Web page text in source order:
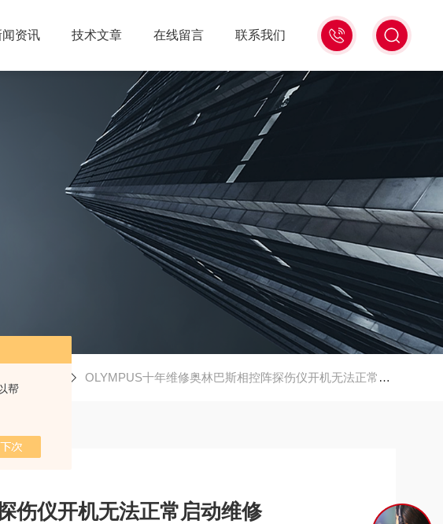
帮
18516586104
微
闻资讯 技术文章 在线留言 联系我们
OLYMPUS十年维修奥林巴斯相控阵探伤仪开机无法正常启动维修
伤仪开机无法正常启动维修